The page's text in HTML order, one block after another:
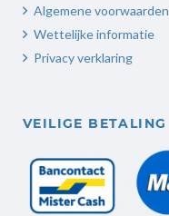
Algemene voorwaarden
Wettelijke informatie
Privacy verklaring
VEILIGE BETALING